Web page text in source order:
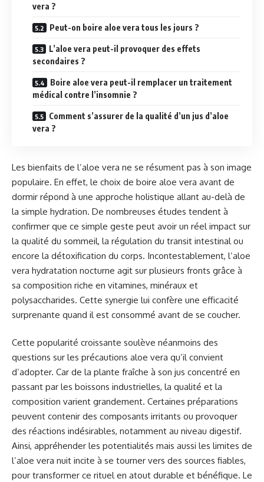
vera ?
Peut-on boire aloe vera tous les jours ?
L’aloe vera peut-il provoquer des effets
secondaires ?
Boire aloe vera peut-il remplacer un traitement
médical contre l’insomnie ?
Comment s’assurer de la qualité d’un jus d’aloe
vera ?
Les bienfaits de l’aloe vera ne se résument pas à son image
populaire. En effet, le choix de boire aloe vera avant de
dormir répond à une approche holistique allant au-delà de
la simple hydration. De nombreuses études tendent à
confirmer que ce simple geste peut avoir un réel impact sur
la qualité du sommeil, la régulation du transit intestinal ou
encore la détoxification du corps. Incontestablement, l’aloe
vera hydratation nocturne agit sur plusieurs fronts grâce à
sa composition riche en vitamines, minéraux et
polysaccharides. Cette synergie lui confère une efficacité
surprenante quand il est consommé avant de se coucher.
Cette popularité croissante soulève néanmoins des
questions sur les précautions aloe vera qu’il convient
d’adopter. Car de la plante fraîche à son jus concentré en
passant par les boissons industrielles, la qualité et la
composition varient grandement. Certaines préparations
peuvent contenir des composants irritants ou provoquer
des réactions indésirables, notamment au niveau digestif.
Ainsi, appréhender les potentialités mais aussi les limites de
l’aloe vera nuit incite à se tourner vers des sources fiables,
pour transformer ce rituel en atout durable et bénéfique. Le